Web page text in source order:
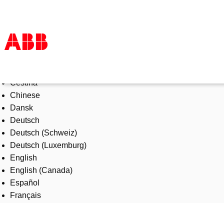
Products & Solutions
Industries
Services
About us
Where to buy
Contact us
Careers
Čeština
Chinese
Dansk
Deutsch
Deutsch (Schweiz)
Deutsch (Luxemburg)
English
English (Canada)
Español
Français